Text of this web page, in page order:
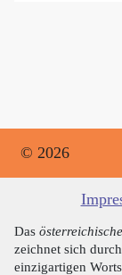
© 2026
Das
zeichnet sich
einzigartigen